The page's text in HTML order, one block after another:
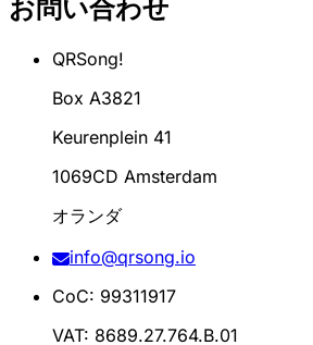
お問い合わせ
QRSong!
Box A3821
Keurenplein 41
1069CD Amsterdam
オランダ
info@qrsong.io
CoC: 99311917
VAT: 8689.27.764.B.01